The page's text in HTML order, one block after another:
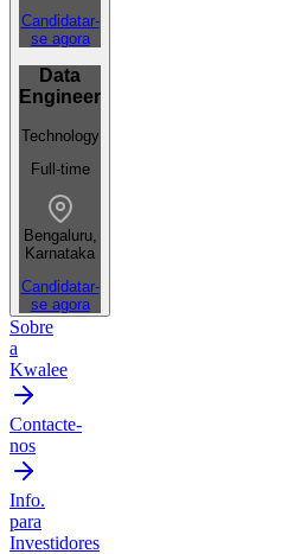
Candidatar-
se agora
Data
Engineer
Technology
Full-time
Bengaluru,
Karnataka
Candidatar-
se agora
Sobre
a
Kwalee
Contacte-
nos
Info.
para
Investidores